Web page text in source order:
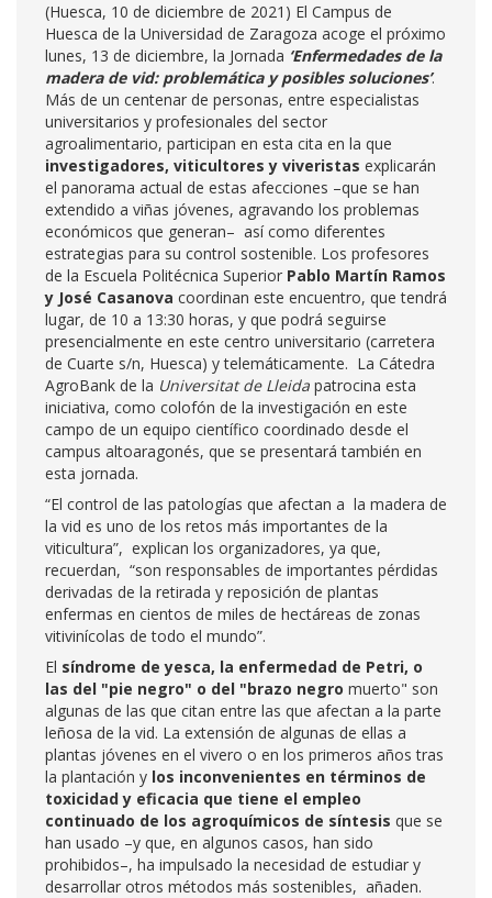
(Huesca, 10 de diciembre de 2021) El Campus de
Huesca de la Universidad de Zaragoza acoge el próximo
lunes, 13 de diciembre, la Jornada ‘Enfermedades de la
madera de vid: problemática y posibles soluciones’.
Más de un centenar de personas, entre especialistas
universitarios y profesionales del sector
agroalimentario, participan en esta cita en la que
investigadores, viticultores y viveristas explicarán
el panorama actual de estas afecciones –que se han
extendido a viñas jóvenes, agravando los problemas
económicos que generan– así como diferentes
estrategias para su control sostenible. Los profesores
de la Escuela Politécnica Superior Pablo Martín Ramos
y José Casanova coordinan este encuentro, que tendrá
lugar, de 10 a 13:30 horas, y que podrá seguirse
presencialmente en este centro universitario (carretera
de Cuarte s/n, Huesca) y telemáticamente. La Cátedra
AgroBank de la Universitat de Lleida patrocina esta
iniciativa, como colofón de la investigación en este
campo de un equipo científico coordinado desde el
campus altoaragonés, que se presentará también en
esta jornada.
“El control de las patologías que afectan a la madera de
la vid es uno de los retos más importantes de la
viticultura”, explican los organizadores, ya que,
recuerdan, “son responsables de importantes pérdidas
derivadas de la retirada y reposición de plantas
enfermas en cientos de miles de hectáreas de zonas
vitivinícolas de todo el mundo”.
El síndrome de yesca, la enfermedad de Petri, o
las del "pie negro" o del "brazo negro muerto" son
algunas de las que citan entre las que afectan a la parte
leñosa de la vid. La extensión de algunas de ellas a
plantas jóvenes en el vivero o en los primeros años tras
la plantación y los inconvenientes en términos de
toxicidad y eficacia que tiene el empleo
continuado de los agroquímicos de síntesis que se
han usado –y que, en algunos casos, han sido
prohibidos–, ha impulsado la necesidad de estudiar y
desarrollar otros métodos más sostenibles, añaden.